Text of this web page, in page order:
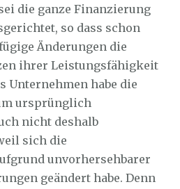
die ganze Finanzierung
so dass schon
Änderungen die
ihrer Leistungsfähigkeit
Unternehmen habe die
ursprünglich
nicht deshalb
sich die
unvorhersehbarer
geändert habe. Denn